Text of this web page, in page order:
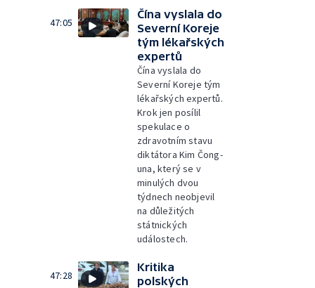
47:05
Čína vyslala do
Severní Koreje
tým lékařských
expertů
Čína vyslala do
Severní Koreje tým
lékařských expertů.
Krok jen posílil
spekulace o
zdravotním stavu
diktátora Kim Čong-
una, který se v
minulých dvou
týdnech neobjevil
na důležitých
státnických
událostech.
47:28
Kritika
polských